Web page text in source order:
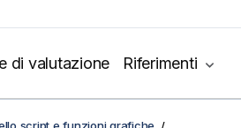
di valutazione Riferimenti